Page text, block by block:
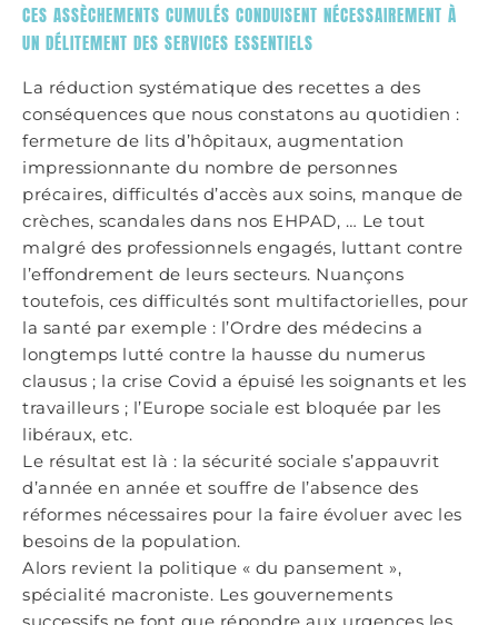
CES ASSÈCHEMENTS CUMULÉS CONDUISENT NÉCESSAIREMENT À
UN DÉLITEMENT DES SERVICES ESSENTIELS
La réduction systématique des recettes a des
conséquences que nous constatons au quotidien :
fermeture de lits d’hôpitaux, augmentation
impressionnante du nombre de personnes
précaires, difficultés d’accès aux soins, manque de
crèches, scandales dans nos EHPAD, … Le tout
malgré des professionnels engagés, luttant contre
l’effondrement de leurs secteurs. Nuançons
toutefois, ces difficultés sont multifactorielles, pour
la santé par exemple : l’Ordre des médecins a
longtemps lutté contre la hausse du numerus
clausus ; la crise Covid a épuisé les soignants et les
travailleurs ; l’Europe sociale est bloquée par les
libéraux, etc.
Le résultat est là : la sécurité sociale s’appauvrit
d’année en année et souffre de l’absence des
réformes nécessaires pour la faire évoluer avec les
besoins de la population.
Alors revient la politique « du pansement »,
spécialité macroniste. Les gouvernements
successifs ne font que répondre aux urgences les